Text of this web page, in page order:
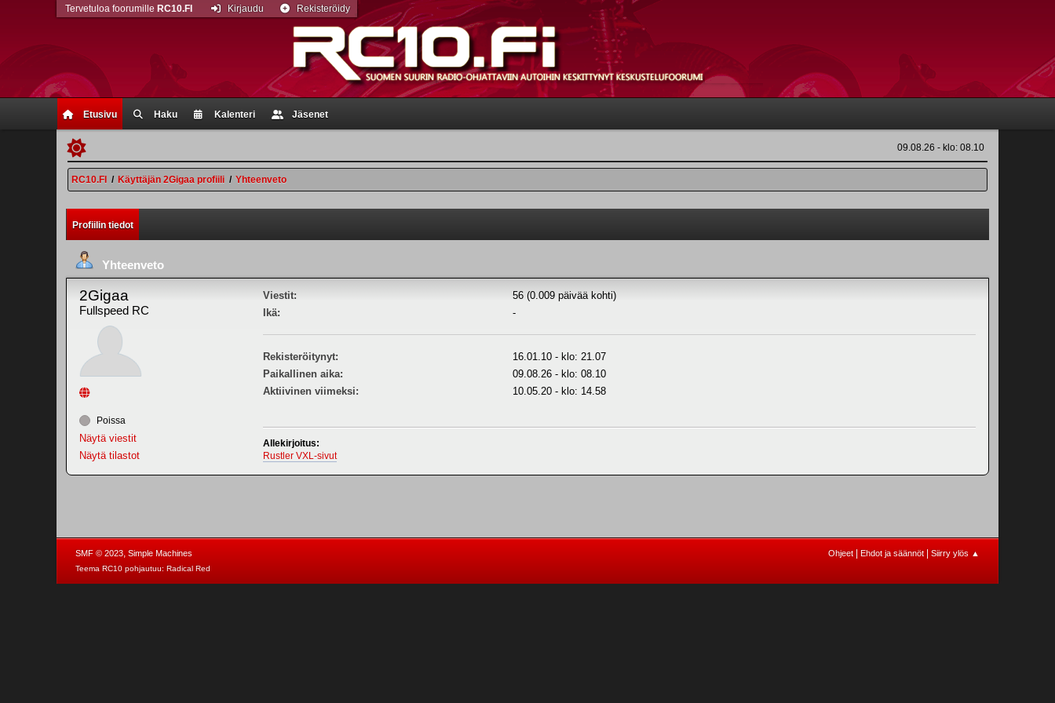
Etusivu Haku Kalenteri Jäsenet
Tervetuloa foorumille RC10.FI Kirjaudu Rekisteröidy
09.08.26 - klo: 08.10
RC10.FI / Käyttäjän 2Gigaa profiili / Yhteenveto
Profiilin tiedot
Yhteenveto
2Gigaa
Fullspeed RC
Poissa
Näytä viestit
Näytä tilastot
Viestit:
56 (0.009 päivää kohti)
Ikä:
-
Rekisteröitynyt:
16.01.10 - klo: 21.07
Paikallinen aika:
09.08.26 - klo: 08.10
Aktiivinen viimeksi:
10.05.20 - klo: 14.58
Allekirjoitus:
Rustler VXL-sivut
Ohjeet Ehdot ja säännöt Siirry ylös ▲
SMF © 2023, Simple Machines
Teema RC10 pohjautuu: Radical Red